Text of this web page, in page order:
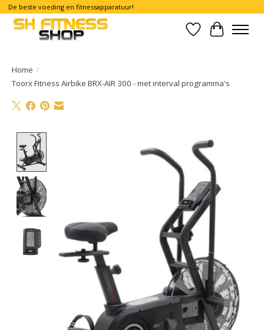
De beste voeding en fitnessapparatuur!
Verlanglijst
Home /
Toorx Fitness Airbike BRX-AIR 300 - met interval programma's